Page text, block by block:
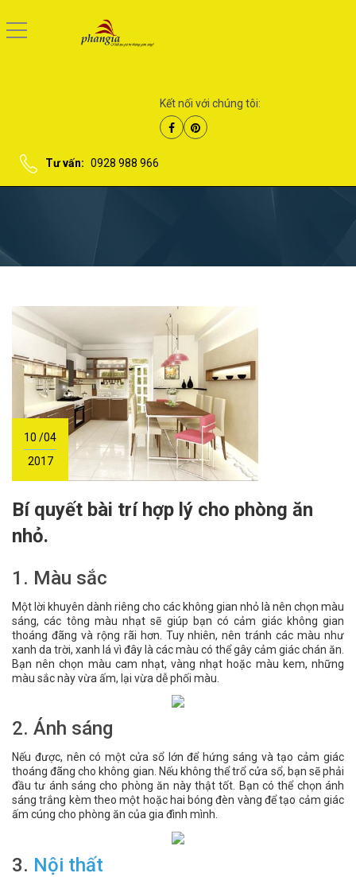
Kết nối với chúng tôi:
Tư vấn: 0928 988 966
10 /04
2017
Bí quyết bài trí hợp lý cho phòng ăn
nhỏ.
1. Màu sắc
Một lời khuyên dành riêng cho các không gian nhỏ là nên chọn màu
sáng, các tông màu nhạt sẽ giúp bạn có cảm giác không gian
thoáng đãng và rộng rãi hơn. Tuy nhiên, nên tránh các màu như
xanh da trời, xanh lá vì đây là các màu có thể gây cảm giác chán ăn.
Bạn nên chọn màu cam nhạt, vàng nhạt hoặc màu kem, những
màu sắc này vừa ấm, lại vừa dễ phối màu.
2. Ánh sáng
Nếu được, nên có một cửa sổ lớn để hứng sáng và tạo cảm giác
thoáng đãng cho không gian. Nếu không thể trổ cửa sổ, bạn sẽ phải
đầu tư ánh sáng cho phòng ăn này thật tốt. Bạn có thể chọn ánh
sáng trắng kèm theo một hoặc hai bóng đèn vàng để tạo cảm giác
ấm cúng cho phòng ăn của gia đình mình.
3. Nội thất